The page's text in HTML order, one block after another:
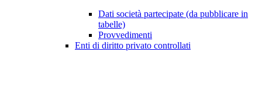
Dati società partecipate (da pubblicare in
tabelle)
Provvedimenti
Enti di diritto privato controllati